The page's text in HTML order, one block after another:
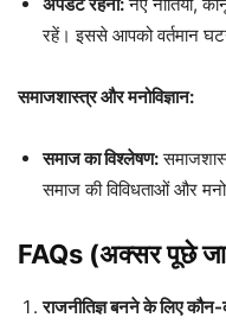
रहें। इससे आपको वर्तमान
समाजशास्त्र और मनोविज्ञान:
समाज का विश्लेषण:
समाज की विविधताओं और
FAQs (अक्सर पूछे
राजनीतिज्ञ बनने के लिए